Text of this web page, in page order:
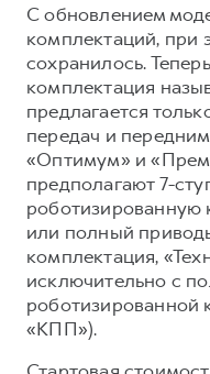
С обновлением
комплектаций, при
сохранилось.
комплектация
предлагается
передач и
«Оптимум» и
предполагают 7-
роботизированную
или полный
комплектация,
исключительно с
роботизированной
«КПП»).